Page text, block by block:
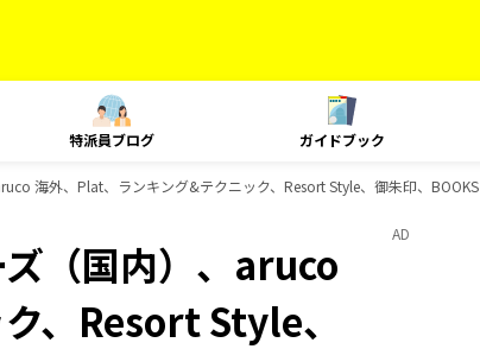
特派員ブログ ガイドブック
海外、Plat、ランキング&テクニック、Resort Style、御朱印、
（国内）、aruco
、Resort Style、
AD